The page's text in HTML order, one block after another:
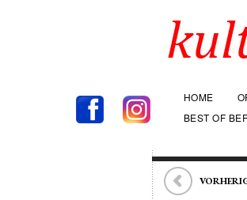
HOME
BEST OF